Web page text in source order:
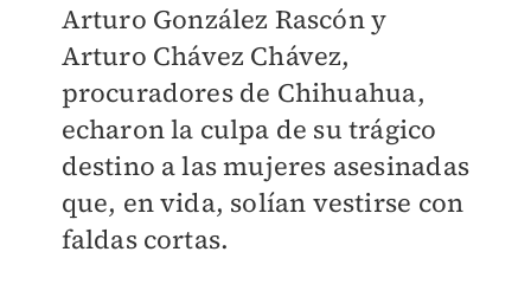
Arturo González Rascón y
Arturo Chávez Chávez,
procuradores de Chihuahua,
echaron la culpa de su trágico
destino a las mujeres asesinadas
que, en vida, solían vestirse con
faldas cortas.